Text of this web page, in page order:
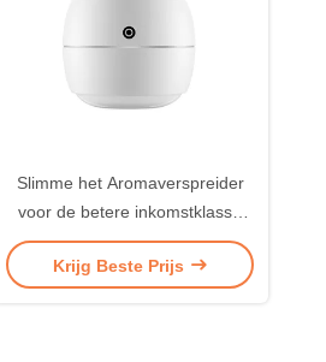
Slimme het Aromaverspreider
voor de betere inkomstklasse
250ml van Eco van de
Luchtverspreider Betaalbare
Krijg Beste Prijs